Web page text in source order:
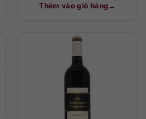
Thêm vào giỏ hàng